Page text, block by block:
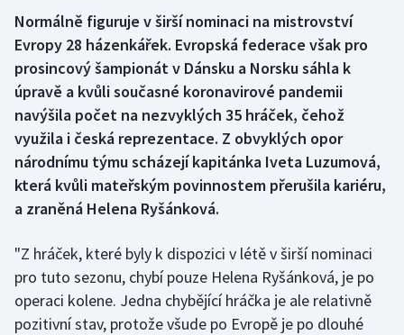
Box
Curling
Dostihy
Florbal
Futsal
Golf
Gymnastika
Normálně figuruje v širší nominaci na mistrovství
Evropy 28 házenkářek. Evropská federace však pro
prosincový šampionát v Dánsku a Norsku sáhla k
úpravě a kvůli současné koronavirové pandemii
navýšila počet na nezvyklých 35 hráček, čehož
využila i česká reprezentace. Z obvyklých opor
národnímu týmu scházejí kapitánka Iveta Luzumová,
která kvůli mateřským povinnostem přerušila kariéru,
a zraněná Helena Ryšánková.
"Z hráček, které byly k dispozici v létě v širší nominaci
pro tuto sezonu, chybí pouze Helena Ryšánková, je po
operaci kolene. Jedna chybějící hráčka je ale relativně
pozitivní stav, protože všude po Evropě je po dlouhé